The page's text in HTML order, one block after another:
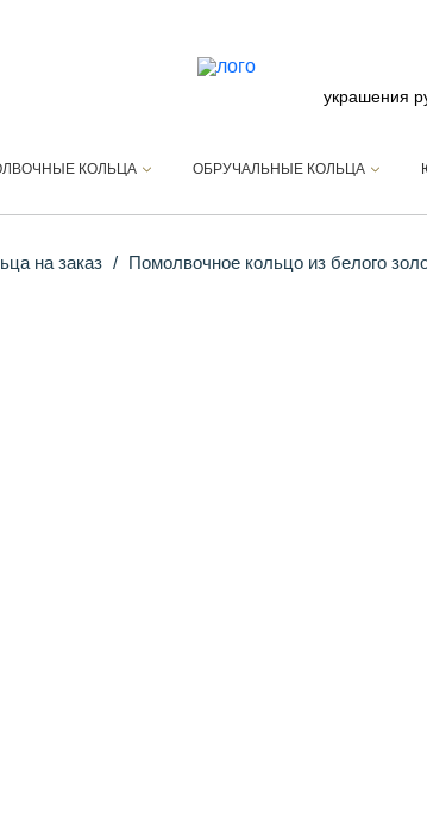
украшения
КОЛЬЦА ОБРУЧАЛЬНЫЕ КОЛЬЦА
на заказ Помолвочное кольцо из белого